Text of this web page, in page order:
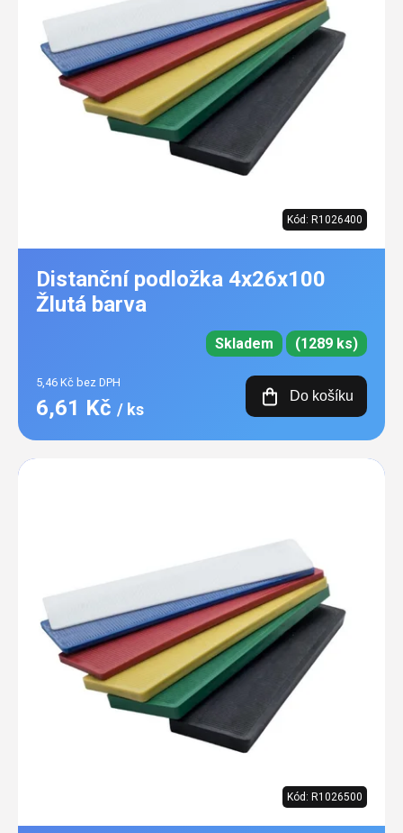
Kód: R1026400
Distanční podložka 4x26x100
Žlutá barva
Skladem (1289 ks)
5,46 Kč bez DPH
6,61 Kč / ks
Do košíku
Kód: R1026500